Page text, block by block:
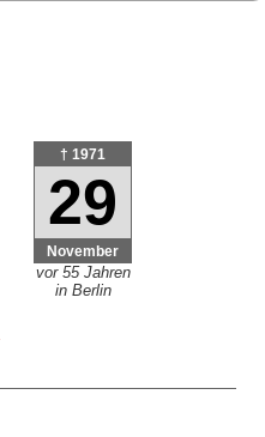
† 1971
29
November
vor 55 Jahren
in Berlin